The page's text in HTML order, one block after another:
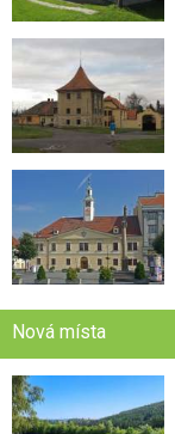
Nová místa